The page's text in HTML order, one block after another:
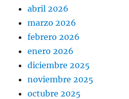
abril 2026
marzo 2026
febrero 2026
enero 2026
diciembre 2025
noviembre 2025
octubre 2025